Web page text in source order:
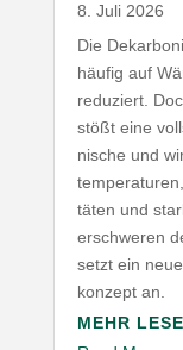
8. Juli 2026
Die
häufig auf
reduziert.
stößt eine
nische und
täten und
erschweren
setzt ein
konzept an.
MEHR